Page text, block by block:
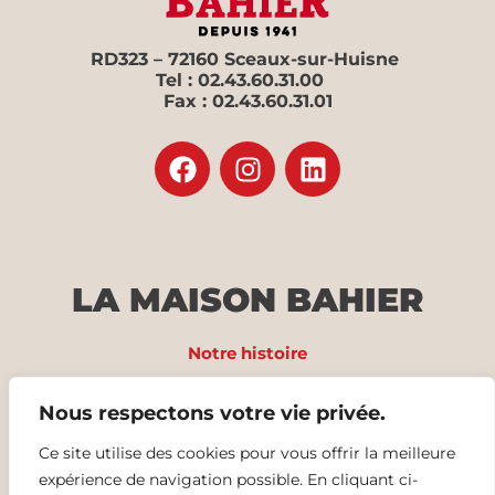
Nous respectons votre vie privée.
Ce site utilise des cookies pour vous offrir la meilleure
expérience de navigation possible. En cliquant ci-
RD323 – 72160 Sceaux-sur-Huisne
Tel : 02.43.60.31.00
Fax : 02.43.60.31.01
LA MAISON BAHIER
Notre histoire
Recettes